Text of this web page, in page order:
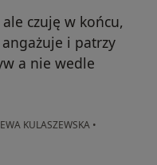
czuję w końcu,
i patrzy
a nie wedle
KULASZEWSKA •